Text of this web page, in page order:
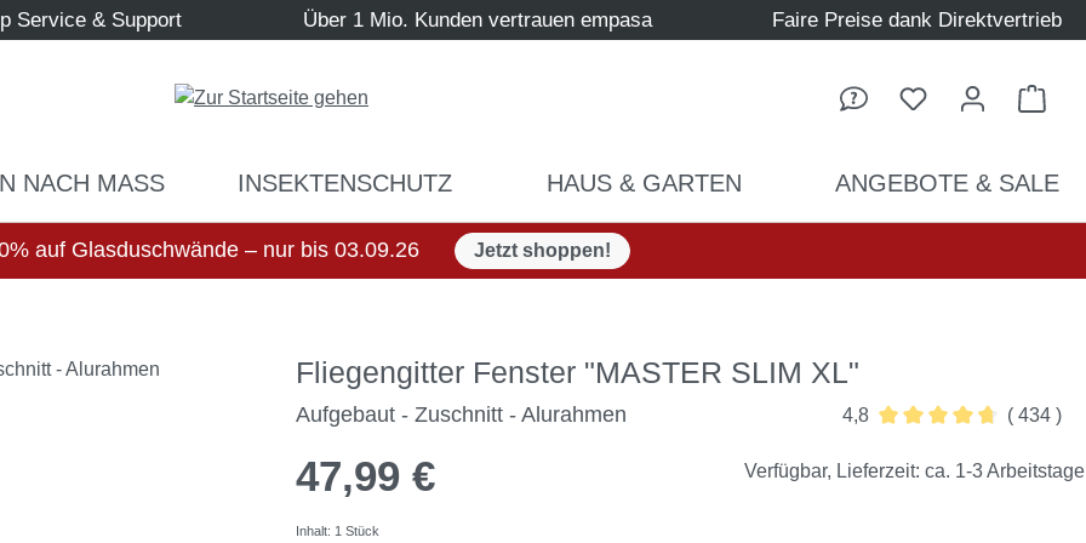
Service & Support Über 1 Mio. Kunden vertrauen empasa Faire Preise dank Direktvertrieb
NACH MASS INSEKTENSCHUTZ HAUS & GARTEN ANGEBOTE & SALE
auf Glasduschwände – nur bis 03.09.26 Jetzt shoppen!
Fliegengitter Fenster "MASTER SLIM XL"
Aufgebaut - Zuschnitt - Alurahmen
4,8
( 434 )
47,99 €
Inhalt: 1 Stück
Verfügbar, Lieferzeit: ca. 1-3 Arbeitstage